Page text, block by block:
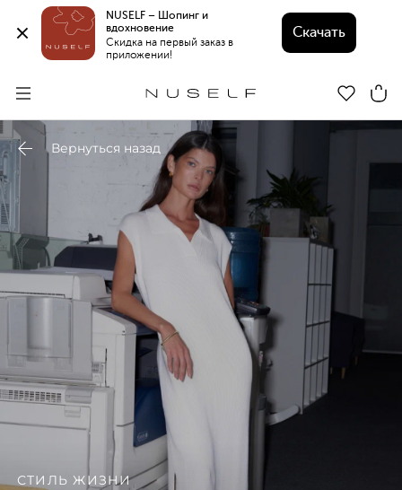
NUSELF – Шопинг и
вдохновение
Скидка на первый заказ в
приложении!
Скачать
Вернуться назад
СТИЛЬ ЖИЗНИ